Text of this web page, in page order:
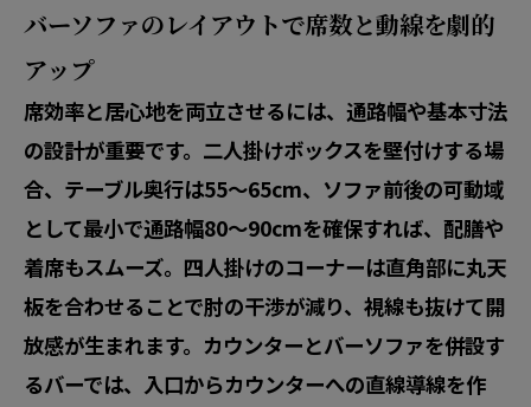
バーソファのレイアウトで席数と動線を劇的
アップ
席効率と居心地を両立させるには、通路幅や基本寸法
の設計が重要です。二人掛けボックスを壁付けする場
合、テーブル奥行は55〜65cm、ソファ前後の可動域
として最小で通路幅80〜90cmを確保すれば、配膳や
着席もスムーズ。四人掛けのコーナーは直角部に丸天
板を合わせることで肘の干渉が減り、視線も抜けて開
放感が生まれます。カウンターとバーソファを併設す
るバーでは、入口からカウンターへの直線導線を作